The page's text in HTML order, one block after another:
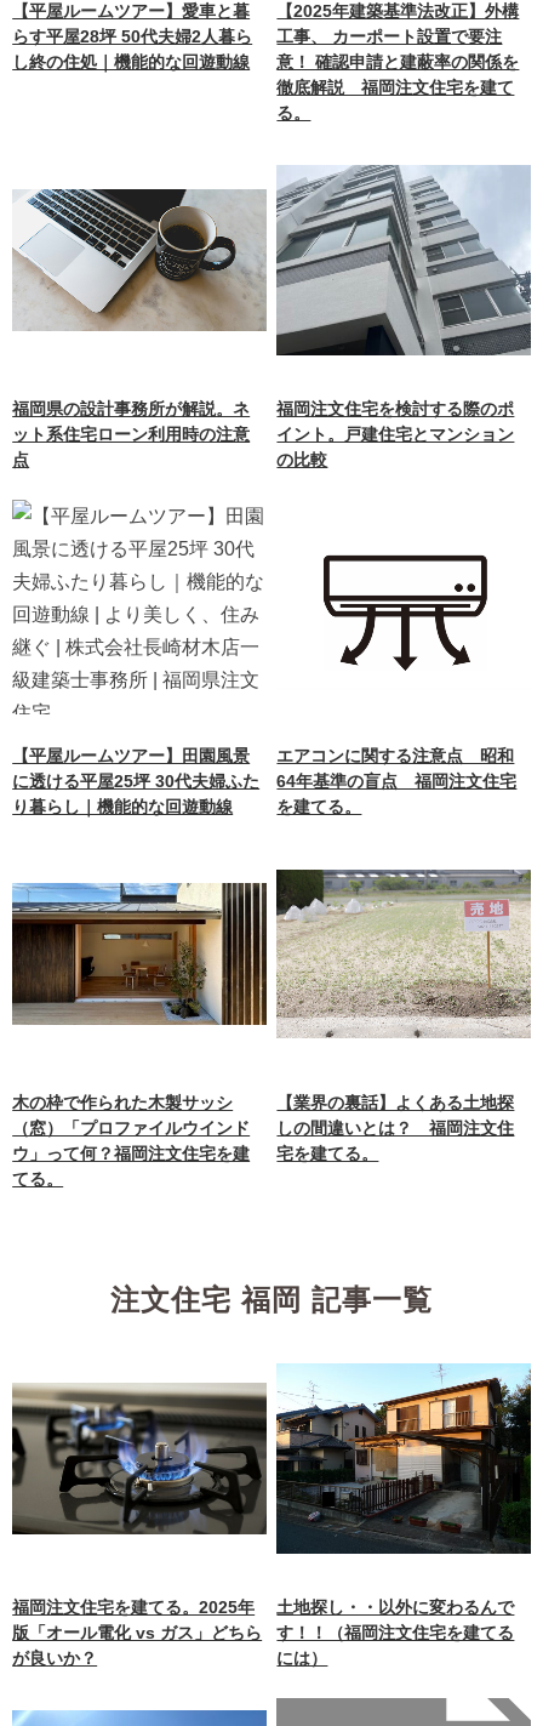
【平屋ルームツアー】愛車と暮
らす平屋28坪 50代夫婦2人暮ら
し終の住処｜機能的な回遊動線
【2025年建築基準法改正】外構
工事、 カーポート設置で要注
意！ 確認申請と建蔽率の関係を
徹底解説 福岡注文住宅を建て
る。
福岡県の設計事務所が解説。ネ
ット系住宅ローン利用時の注意
点
福岡注文住宅を検討する際のポ
イント。戸建住宅とマンション
の比較
【平屋ルームツアー】田園風景
に透ける平屋25坪 30代夫婦ふた
り暮らし｜機能的な回遊動線
エアコンに関する注意点 昭和
64年基準の盲点 福岡注文住宅
を建てる。
木の枠で作られた木製サッシ
（窓）「プロファイルウインド
ウ」って何？福岡注文住宅を建
てる。
【業界の裏話】よくある土地探
しの間違いとは？ 福岡注文住
宅を建てる。
注文住宅 福岡 記事一覧
福岡注文住宅を建てる。2025年
版「オール電化 vs ガス」どちら
が良いか？
土地探し・・以外に変わるんで
す！！（福岡注文住宅を建てる
には）